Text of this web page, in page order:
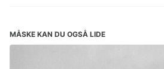
MÅSKE KAN DU OGSÅ LIDE